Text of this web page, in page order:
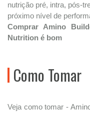
nutrição pré, intra, pós-
próximo nível de
Comprar Amino
Nutrition é bom
Como Tomar
Veja como tomar -